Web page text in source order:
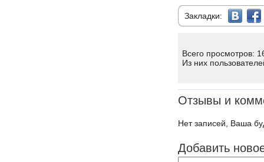
Закладки:
Всего просмотров:
Из них
Отзывы и
Нет записей, Ваша
Добавить